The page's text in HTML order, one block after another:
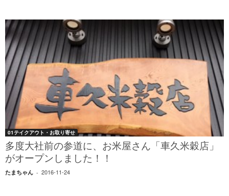
01テイクアウト・お取り寄せ
多度大社前の参道に、お米屋さん「車久米穀店」
がオープンしました！！
たまちゃん - 2016-11-24